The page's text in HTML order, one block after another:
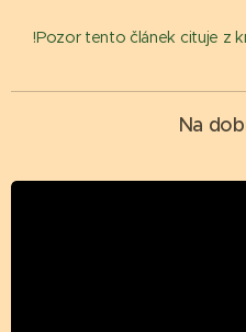
!Pozor tento článek cituje z
Na